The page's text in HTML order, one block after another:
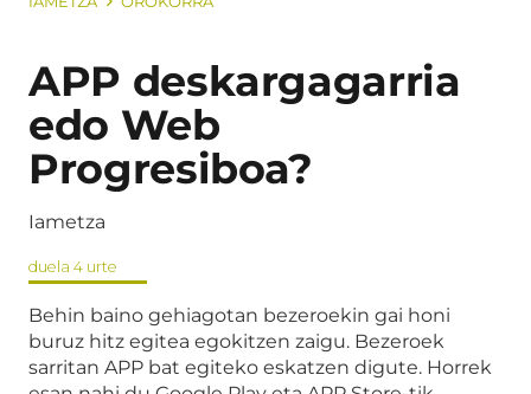
APP deskargagarria
edo Web
Progresiboa?
Iametza
duela 4 urte
Behin baino gehiagotan bezeroekin gai honi
buruz hitz egitea egokitzen zaigu. Bezeroek
sarritan APP bat egiteko eskatzen digute. Horrek